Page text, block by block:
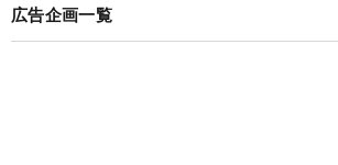
広告企画一覧